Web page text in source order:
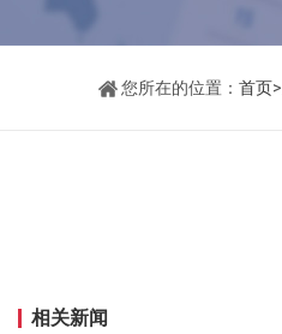
您所在的位置： 首页>
相关新闻